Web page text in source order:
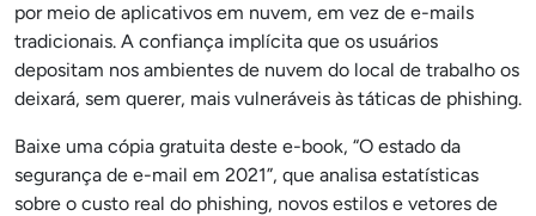
por meio de aplicativos em nuvem, em vez de e-mails
tradicionais. A confiança implícita que os usuários
depositam nos ambientes de nuvem do local de trabalho os
deixará, sem querer, mais vulneráveis às táticas de phishing.
Baixe uma cópia gratuita deste e-book, “O estado da
segurança de e-mail em 2021”, que analisa estatísticas
sobre o custo real do phishing, novos estilos e vetores de